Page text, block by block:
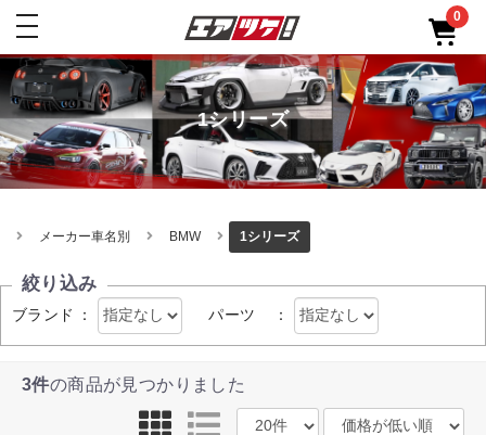
toggle
0
1シリーズ
メーカー車名別 BMW 1シリーズ
絞り込み
ブランド ： パーツ ：
3件の商品が見つかりました